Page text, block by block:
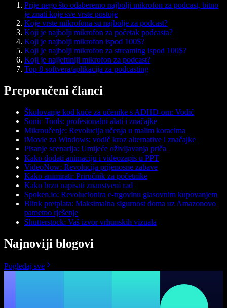
Prije nego što odaberemo najbolji mikrofon za podcast, bitno
je znati koje sve vrste postoje
Koje vrste mikrofona su najbolje za podcast?
Koji je najbolji mikrofon za početak podcasta?
Koji je najbolji mikrofon ispod 100$?
Koji je najbolji mikrofon za streaming ispod 100$?
Koji je najjeftiniji mikrofon za podcast?
Top 8 softvera/aplikacija za podcasting
Preporučeni članci
Školovanje kod kuće za učenike s ADHD-om: Vodič
Sonic Tools: profesionalni alati i značajke
Mikroučenje: Revolucija učenja u malim koracima
iMovie za Windows: vodič kroz alternative i značajke
Pisanje scenarija: Umijeće oživljavanja priča
Kako dodati animaciju i videozapis u PPT
VideoNow: Revolucija prijenosne zabave
Kako animirati: Priručnik za početnike
Kako brzo napisati znanstveni rad
Spoken.io: Revolucionira e-trgovinu glasovnim kupovanjem
Blink pretplata: Maksimalna sigurnost doma uz Amazonovo
pametno rješenje
Shutterstock: Vaš izvor vrhunskih vizuala
Najnoviji blogovi
Pogledaj sve